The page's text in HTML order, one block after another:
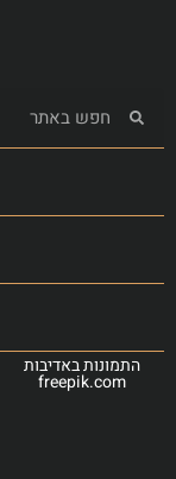
התמונות באדיבות
freepik.com